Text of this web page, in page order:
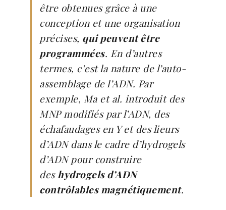
être obtenues grâce à une
conception et une organisation
précises, qui peuvent être
programmées. En d’autres
termes, c’est la nature de l’auto-
assemblage de l’ADN. Par
exemple, Ma et al. introduit des
MNP modifiés par l’ADN, des
échafaudages en Y et des lieurs
d’ADN dans le cadre d’hydrogels
d’ADN pour construire
deshydrogels d’ADN
contrôlables magnétiquement.